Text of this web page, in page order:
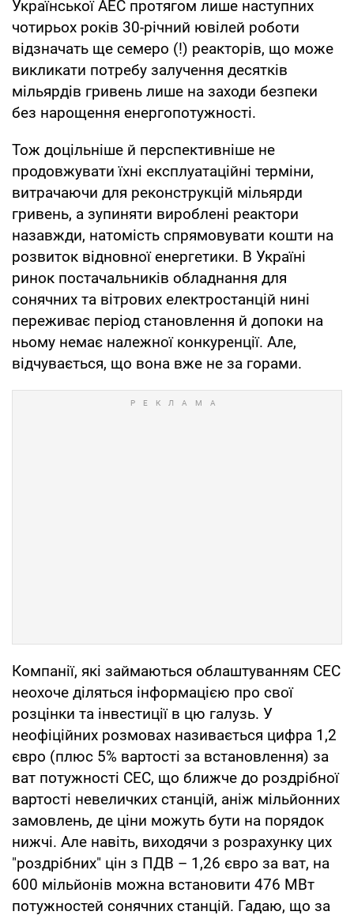
Української АЕС протягом лише наступних
чотирьох років 30-річний ювілей роботи
відзначать ще семеро (!) реакторів, що може
викликати потребу залучення десятків
мільярдів гривень лише на заходи безпеки
без нарощення енергопотужності.
Тож доцільніше й перспективніше не
продовжувати їхні експлуатаційні терміни,
витрачаючи для реконструкцій мільярди
гривень, а зупиняти вироблені реактори
назавжди, натомість спрямовувати кошти на
розвиток відновної енергетики. В Україні
ринок постачальників обладнання для
сонячних та вітрових електростанцій нині
переживає період становлення й допоки на
ньому немає належної конкуренції. Але,
відчувається, що вона вже не за горами.
Компанії, які займаються облаштуванням СЕС
неохоче діляться інформацією про свої
розцінки та інвестиції в цю галузь. У
неофіційних розмовах називається цифра 1,2
євро (плюс 5% вартості за встановлення) за
ват потужності СЕС, що ближче до роздрібної
вартості невеличких станцій, аніж мільйонних
замовлень, де ціни можуть бути на порядок
нижчі. Але навіть, виходячи з розрахунку цих
"роздрібних" цін з ПДВ – 1,26 євро за ват, на
600 мільйонів можна встановити 476 МВт
потужностей сонячних станцій. Гадаю, що за